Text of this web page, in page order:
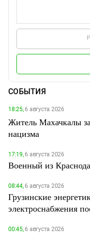
СОБЫТИЯ
18:25,6 августа 2026
Житель Махачкалы
нацизма
17:19,6 августа 2026
Военный из
08:44,6 августа 2026
Грузинские
электроснабжения
00:45,6 августа 2026